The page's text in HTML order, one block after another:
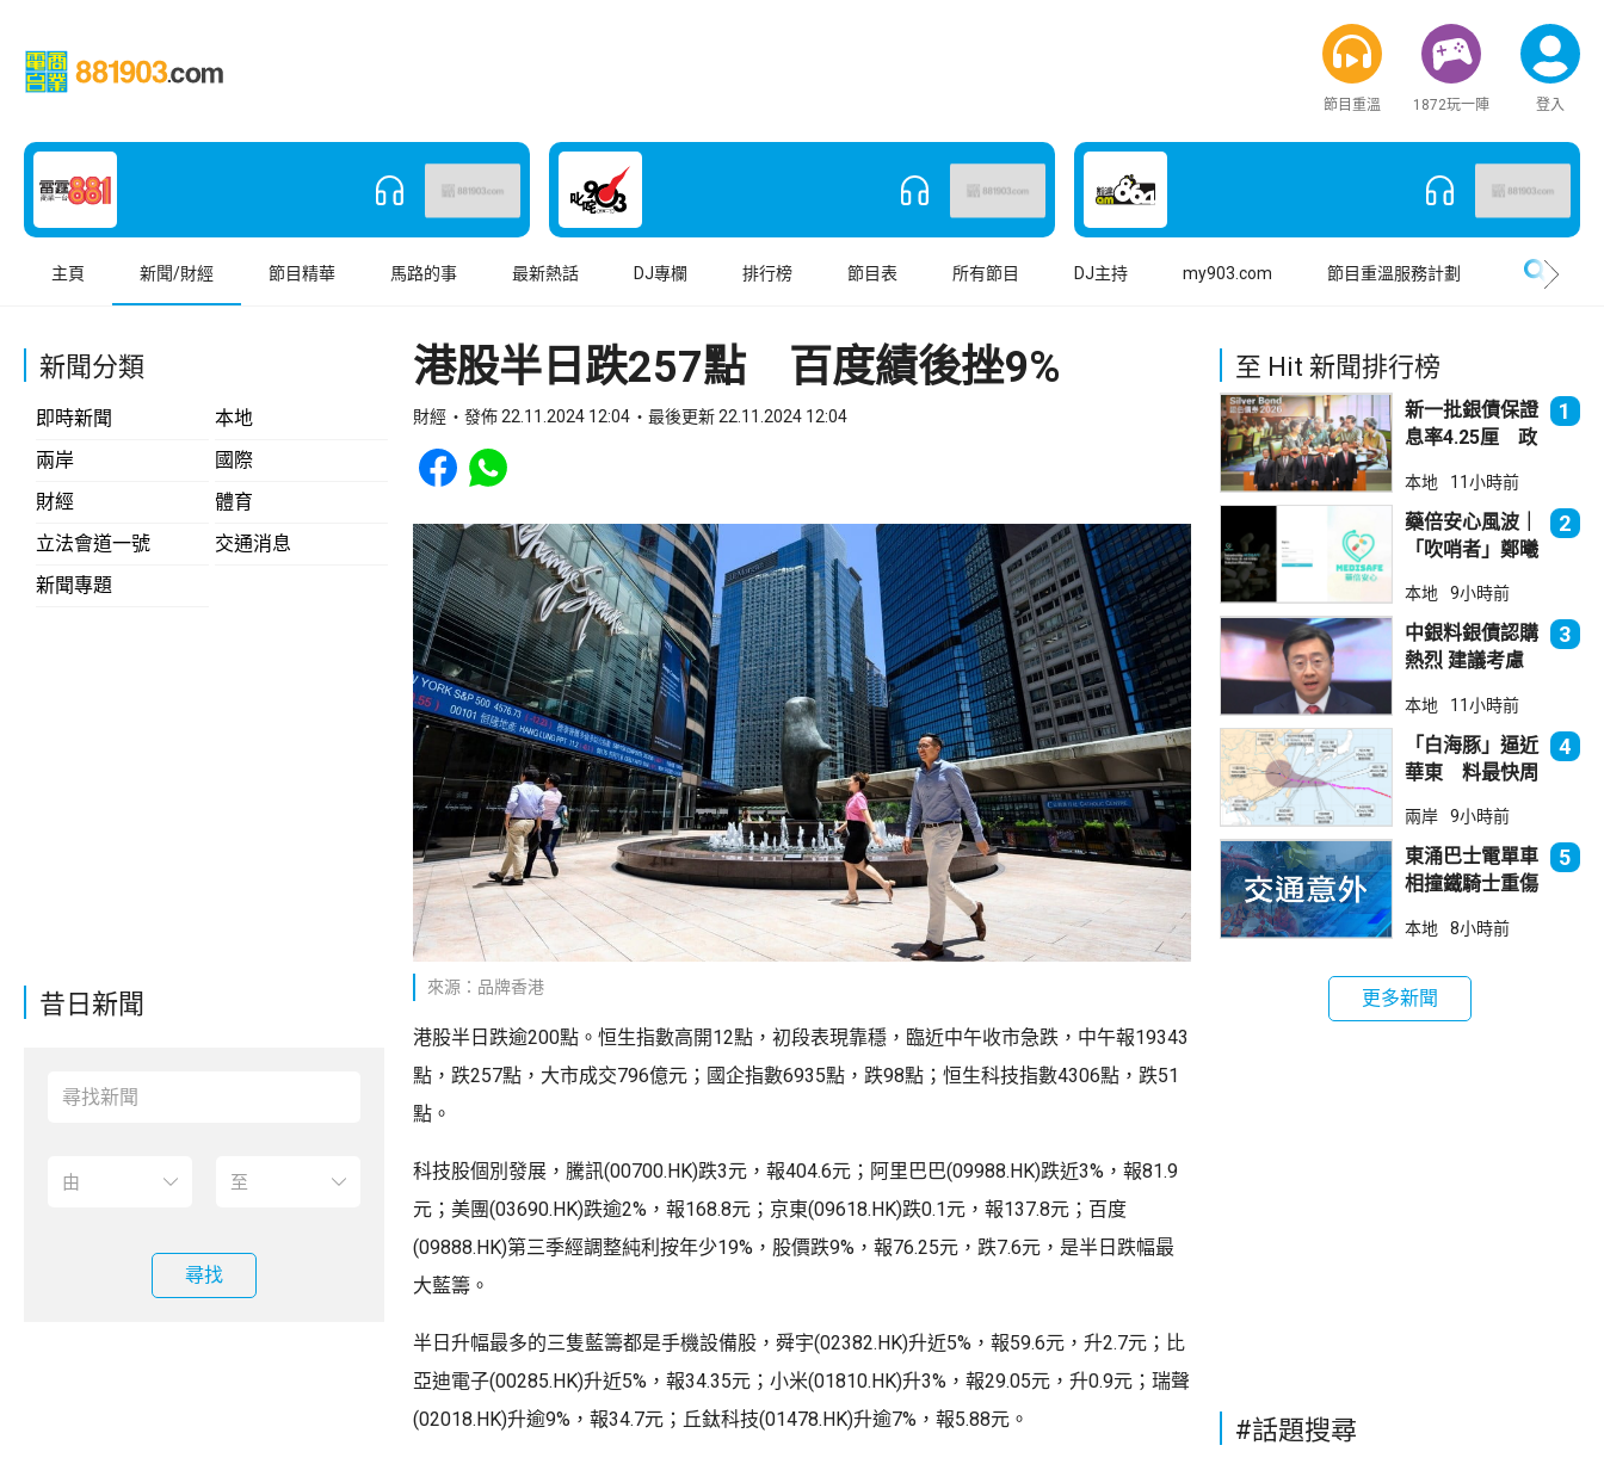
節目重溫 1872玩一陣 登入
主頁 新聞/財經 節目精華 馬路的事 最新熱話 DJ專欄 排行榜 節目表 所有節目 DJ主持 my903.com 節目重溫服務計劃
新聞分類
即時新聞
本地
兩岸
國際
財經
體育
立法會道一號
交通消息
新聞專題
昔日新聞
尋找
港股半日跌257點 百度績後挫9%
財經 發佈 22.11.2024 12:04 最後更新 22.11.2024 12:04
Share to Facebook
Share to WhatsApp
來源：品牌香港
港股半日跌逾200點。恒生指數高開12點，初段表現靠穩，臨近中午收市急跌，中午報19343
點，跌257點，大市成交796億元；國企指數6935點，跌98點；恒生科技指數4306點，跌51
點。
科技股個別發展，騰訊(00700.HK)跌3元，報404.6元；阿里巴巴(09988.HK)跌近3%，報81.9
元；美團(03690.HK)跌逾2%，報168.8元；京東(09618.HK)跌0.1元，報137.8元；百度
(09888.HK)第三季經調整純利按年少19%，股價跌9%，報76.25元，跌7.6元，是半日跌幅最
大藍籌。
半日升幅最多的三隻藍籌都是手機設備股，舜宇(02382.HK)升近5%，報59.6元，升2.7元；比
亞迪電子(00285.HK)升近5%，報34.35元；小米(01810.HK)升3%，報29.05元，升0.9元；瑞聲
(02018.HK)升逾9%，報34.7元；丘鈦科技(01478.HK)升逾7%，報5.88元。
至 Hit 新聞排行榜
新一批銀債保證
息率4.25厘 政
吸引力
1
本地 11小時前
藥倍安心風波｜
「吹哨者」鄭曦
進行刑事調查
2
本地 9小時前
中銀料銀債認購
熱烈 建議考慮
3
本地 11小時前
「白海豚」逼近
華東 料最快周
4
兩岸 9小時前
東涌巴士電單車
相撞鐵騎士重傷
被捕
5
本地 8小時前
更多新聞
#話題搜尋